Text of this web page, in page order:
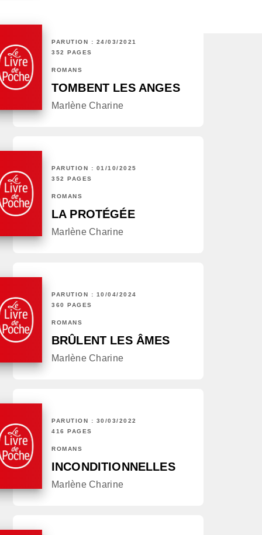
PARUTION : 24/03/2021
352 PAGES
ROMANS
TOMBENT LES ANGES
Marlène Charine
PARUTION : 01/10/2025
352 PAGES
ROMANS
LA PROTÉGÉE
Marlène Charine
PARUTION : 10/04/2024
360 PAGES
ROMANS
BRÛLENT LES ÂMES
Marlène Charine
PARUTION : 30/03/2022
416 PAGES
ROMANS
INCONDITIONNELLES
Marlène Charine